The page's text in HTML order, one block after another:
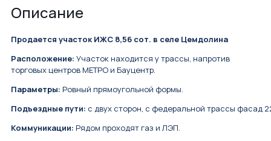
Описание
Продается участок ИЖС 8,56 сот. в селе Цемдолина
Расположение: Участок находится у трассы, напротив
торговых центров МЕТРО и Бауцентр.
Параметры: Ровный прямоугольной формы.
Подъездные пути: с двух сторон, с федеральной трассы фасад
Коммуникации: Рядом проходят газ и ЛЭП.